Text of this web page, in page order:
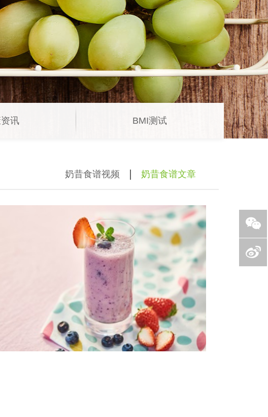
讯 BMI测试
奶昔食谱视频 奶昔食谱文章